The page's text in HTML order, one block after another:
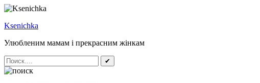
Ksenichka
Улюбленим мамам і прекрасним жінкам
✔